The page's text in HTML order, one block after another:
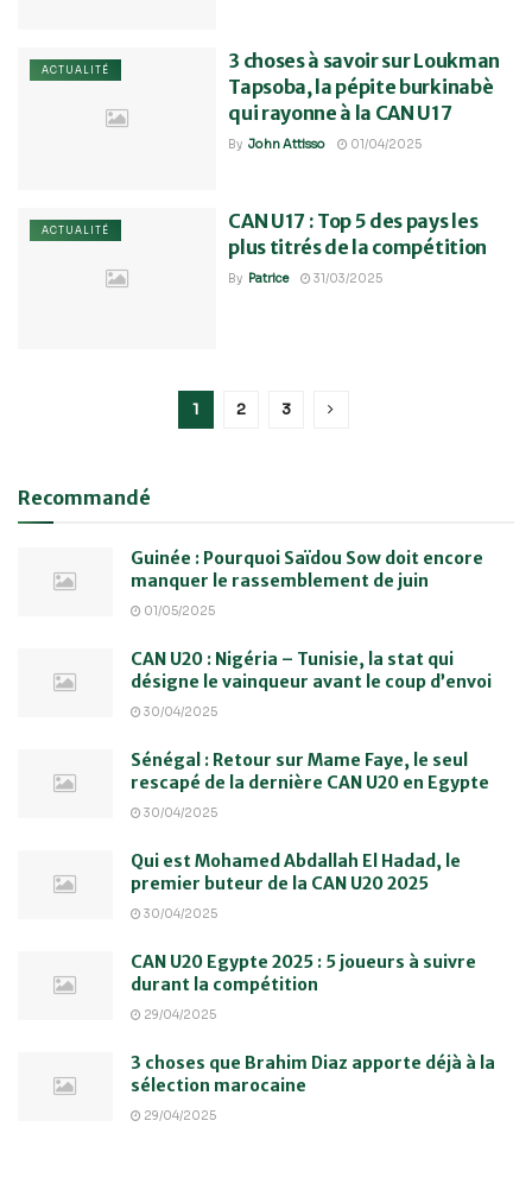
ACTUALITÉ
3 choses à savoir sur Loukman
Tapsoba, la pépite burkinabè
qui rayonne à la CAN U17
By John Attisso 01/04/2025
ACTUALITÉ
CAN U17 : Top 5 des pays les
plus titrés de la compétition
By Patrice 31/03/2025
1 2 3
Recommandé
Guinée : Pourquoi Saïdou Sow doit encore
manquer le rassemblement de juin
01/05/2025
CAN U20 : Nigéria – Tunisie, la stat qui
désigne le vainqueur avant le coup d’envoi
30/04/2025
Sénégal : Retour sur Mame Faye, le seul
rescapé de la dernière CAN U20 en Egypte
30/04/2025
Qui est Mohamed Abdallah El Hadad, le
premier buteur de la CAN U20 2025
30/04/2025
CAN U20 Egypte 2025 : 5 joueurs à suivre
durant la compétition
29/04/2025
3 choses que Brahim Diaz apporte déjà à la
sélection marocaine
29/04/2025